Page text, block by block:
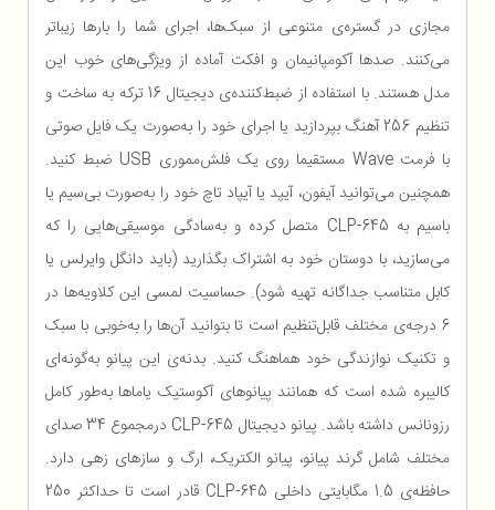
مجازی در گستره‌ی متنوعی از سبک‌ها، اجرای شما را بارها زیباتر
می‌کنند. صدها آکومپانیمان و افکت آماده از ویژگی‌های خوب این
مدل هستند. با استفاده از ضبط‌کننده‌ی دیجیتال 16 ترکه به ساخت و
تنظیم 256 آهنگ بپردازید یا اجرای خود را به‌صورت یک فایل صوتی
با فرمت Wave مستقیما روی یک فلش‌مموری USB ضبط کنید.
همچنین می‌توانید آیفون، آیپد یا آیپاد تاچ خود را به‌صورت بی‌سیم یا
باسیم به CLP-645 متصل کرده و به‌سادگی موسیقی‌هایی را که
می‌سازید، با دوستان خود به اشتراک بگذارید (باید دانگل وایرلس یا
کابل متناسب جداگانه تهیه شود). حساسیت لمسی این کلاویه‌ها در
6 درجه‌ی مختلف قابل‌تنظیم است تا بتوانید آن‌ها را به‌خوبی با سبک
و تکنیک نوازندگی خود هماهنگ کنید. بدنه‌ی این پیانو به‌گونه‌ای
کالیبره شده است که همانند پیانوهای آکوستیک یاماها به‌طور کامل
رزونانس داشته باشد. پیانو دیجیتال CLP-645 درمجموع 34 صدای
مختلف شامل گرند پیانو، پیانو الکتریک، ارگ و سازهای زهی دارد.
حافظه‌ی 1.5 مگابایتی داخلی CLP-645 قادر است تا حداکثر 250